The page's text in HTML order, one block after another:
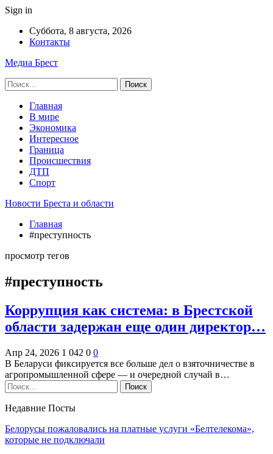
Sign in
Суббота, 8 августа, 2026
Контакты
Медиа Брест
Главная
В мире
Экономика
Интересное
Граница
Происшествия
ДТП
Спорт
Новости Бреста и области
Главная
#преступность
просмотр тегов
#преступность
Коррупция как система: в Брестской
области задержан еще один директор…
Апр 24, 2026 1 042 0 0
В Беларуси фиксируется все больше дел о взяточничестве в
агропромышленной сфере — и очередной случай в…
Недавние Посты
Белорусы пожаловались на платные услуги «Белтелекома»,
которые не подключали